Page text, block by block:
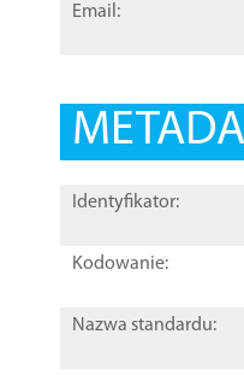
Email:
Identyfikator:
Kodowanie:
Nazwa standardu: